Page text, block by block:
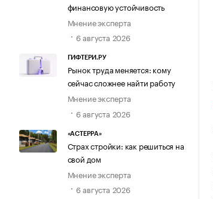
финансовую устойчивость
Мнение эксперта
6 августа 2026
ГИФТЕРИ.РУ
Рынок труда меняется: кому
сейчас сложнее найти работу
Мнение эксперта
6 августа 2026
«АСТЕРРА»
Страх стройки: как решиться на
свой дом
Мнение эксперта
6 августа 2026